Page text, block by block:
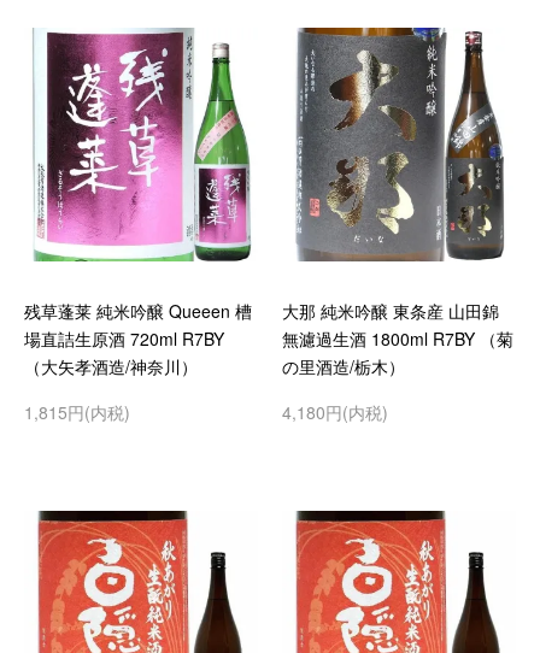
残草蓬莱 純米吟醸 Queeen 槽
場直詰生原酒 720ml R7BY
（大矢孝酒造/神奈川）
1,815円(内税)
大那 純米吟醸 東条産 山田錦
無濾過生酒 1800ml R7BY （菊
の里酒造/栃木）
4,180円(内税)